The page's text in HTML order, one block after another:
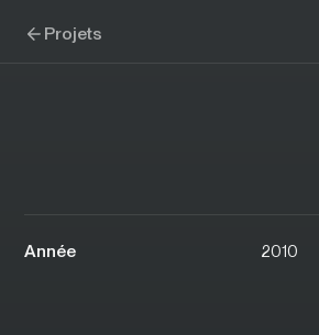
Projets
Année 2010